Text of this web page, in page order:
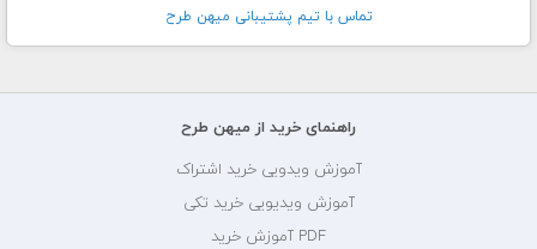
تماس با تيم پشتيبانی ميهن طرح
راهنمای خرید از میهن طرح
آموزش ویدویی خرید اشتراک
آموزش ویدیویی خرید تکی
PDF آموزش خرید